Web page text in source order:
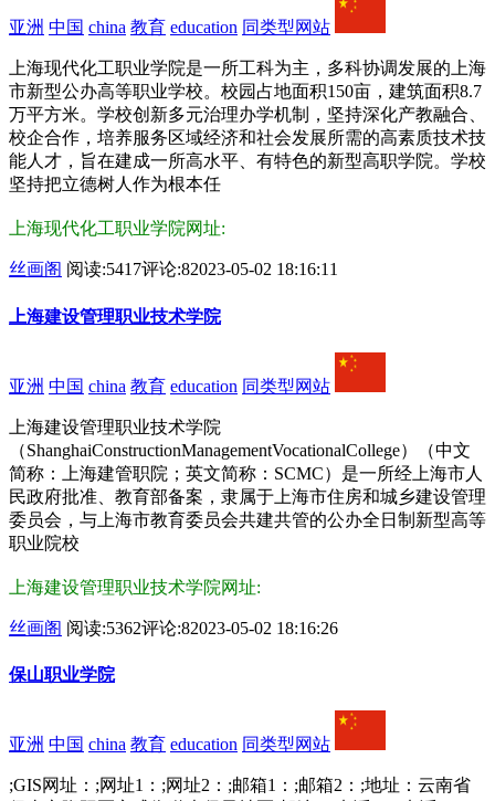
亚洲 中国 china 教育 education 同类型网站
上海现代化工职业学院是一所工科为主，多科协调发展的上海
市新型公办高等职业学校。校园占地面积150亩，建筑面积8.7
万平方米。学校创新多元治理办学机制，坚持深化产教融合、
校企合作，培养服务区域经济和社会发展所需的高素质技术技
能人才，旨在建成一所高水平、有特色的新型高职学院。学校
坚持把立德树人作为根本任
上海现代化工职业学院网址:
丝画阁 阅读:5417评论:82023-05-02 18:16:11
上海建设管理职业技术学院
亚洲 中国 china 教育 education 同类型网站
上海建设管理职业技术学院
（ShanghaiConstructionManagementVocationalCollege）（中文
简称：上海建管职院；英文简称：SCMC）是一所经上海市人
民政府批准、教育部备案，隶属于上海市住房和城乡建设管理
委员会，与上海市教育委员会共建共管的公办全日制新型高等
职业院校
上海建设管理职业技术学院网址:
丝画阁 阅读:5362评论:82023-05-02 18:16:26
保山职业学院
亚洲 中国 china 教育 education 同类型网站
;GIS网址：;网址1：;网址2：;邮箱1：;邮箱2：;地址：云南省